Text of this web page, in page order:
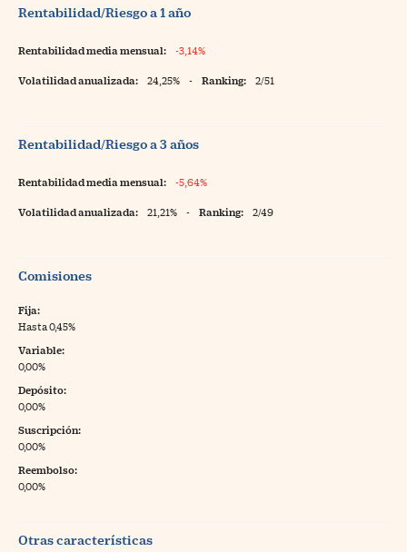
Rentabilidad/Riesgo a 1 año
Rentabilidad media mensual: -3,14%
Volatilidad anualizada: 24,25% - Ranking: 2/51
Rentabilidad/Riesgo a 3 años
Rentabilidad media mensual: -5,64%
Volatilidad anualizada: 21,21% - Ranking: 2/49
Comisiones
Fija:
Hasta 0,45%
Variable:
0,00%
Depósito:
0,00%
Suscripción:
0,00%
Reembolso:
0,00%
Otras características